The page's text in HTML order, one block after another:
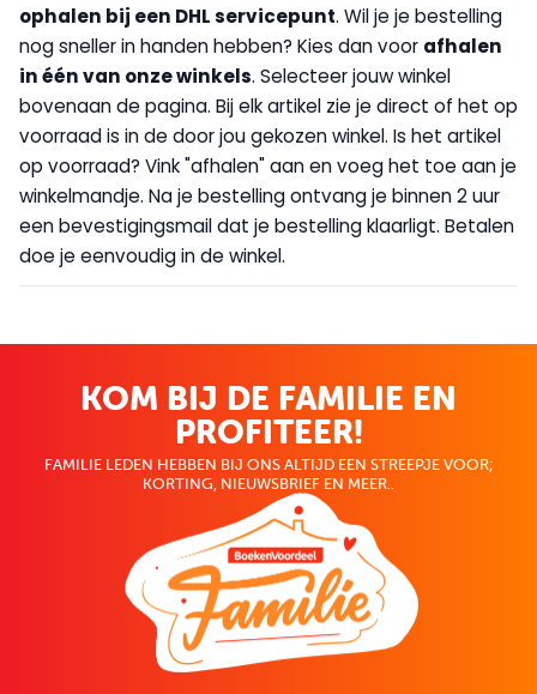
ophalen bij een DHL servicepunt. Wil je je bestelling
nog sneller in handen hebben? Kies dan voor afhalen
in één van onze winkels. Selecteer jouw winkel
bovenaan de pagina. Bij elk artikel zie je direct of het op
voorraad is in de door jou gekozen winkel. Is het artikel
op voorraad? Vink "afhalen" aan en voeg het toe aan je
winkelmandje. Na je bestelling ontvang je binnen 2 uur
een bevestigingsmail dat je bestelling klaarligt. Betalen
doe je eenvoudig in de winkel.
KOM BIJ DE FAMILIE EN
PROFITEER!
FAMILIE LEDEN HEBBEN BIJ ONS ALTIJD EEN STREEPJE VOOR;
KORTING, NIEUWSBRIEF EN MEER..